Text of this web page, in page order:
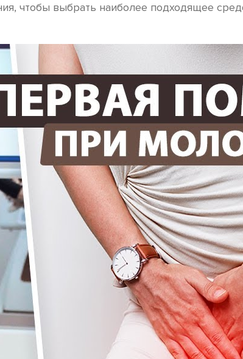
чтобы выбрать наиболее подходящее